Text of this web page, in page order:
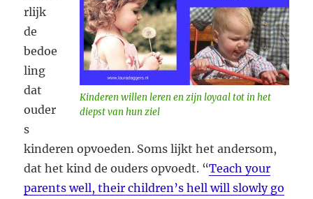
Kinderen willen leren en zijn loyaal tot in het
diepst van hun ziel
rlijk
de
bedoe
ling
dat
ouder
s
kinderen opvoeden. Soms lijkt het andersom,
dat het kind de ouders opvoedt. “Teach your
parents well, their children’s hell will slowly go